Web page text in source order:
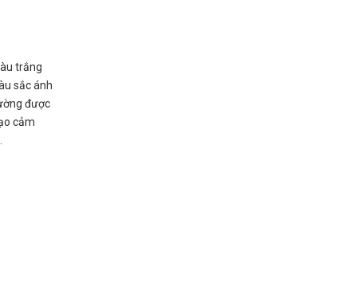
trắng
sắc ánh
được
cảm